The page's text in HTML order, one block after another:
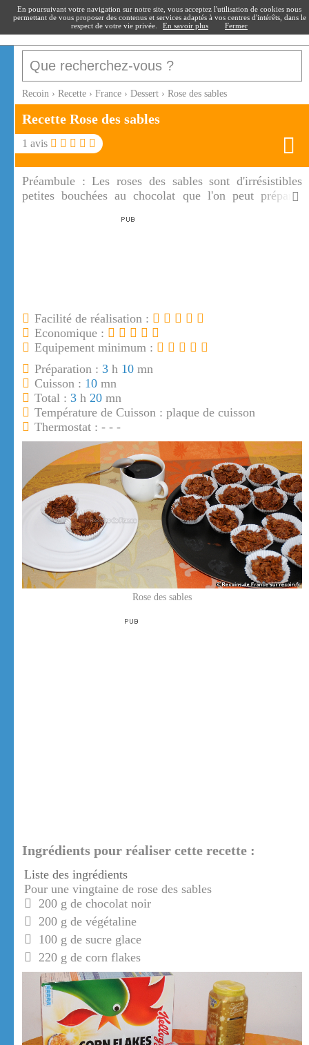
recoin.fr
Recoin › Recette › France › Dessert › Rose des sables
Recette Rose des sables
1 avis
Préambule :Les roses des sables sont d'irrésistibles
petites bouchées au chocolat que l'on peut préparer
séduiront les enfants dans des mini caissettes.
Facilité de réalisation :
Economique :
Equipement minimum :
Préparation : 3 h 10 mn
Cuisson : 10 mn
Total : 3 h 20 mn
Température de Cuisson : plaque de cuisson
Thermostat : - - -
Rose des sables
Ingrédients pour réaliser cette recette :
Liste des ingrédients
Pour une vingtaine de rose des sables
200 g de chocolat noir
200 g de végétaline
100 g de sucre glace
220 g de corn flakes
En poursuivant votre navigation sur notre site, vous acceptez l'utilisation de cookies nous
permettant de vous proposer des contenus et services adaptés à vos centres d'intérêts, dans le
respect de votre vie privée.
En savoir plus Fermer